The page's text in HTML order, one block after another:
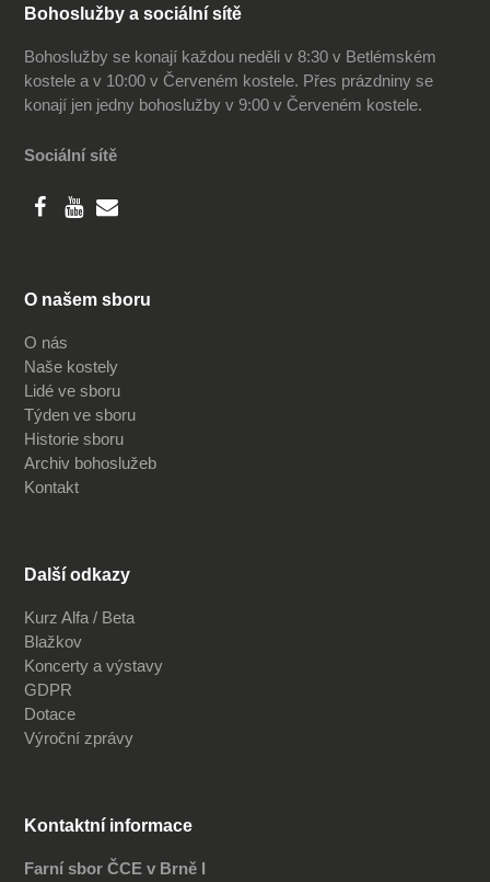
Bohoslužby a sociální sítě
Bohoslužby se konají každou neděli v 8:30 v Betlémském
kostele a v 10:00 v Červeném kostele. Přes prázdniny se
konají jen jedny bohoslužby v 9:00 v Červeném kostele.
Sociální sítě
O našem sboru
O nás
Naše kostely
Lidé ve sboru
Týden ve sboru
Historie sboru
Archiv bohoslužeb
Kontakt
Další odkazy
Kurz Alfa / Beta
Blažkov
Koncerty a výstavy
GDPR
Dotace
Výroční zprávy
Kontaktní informace
Farní sbor ČCE v Brně I